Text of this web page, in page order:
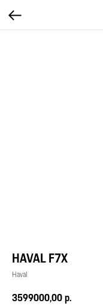
HAVAL F7X
Haval
3599000,00р.